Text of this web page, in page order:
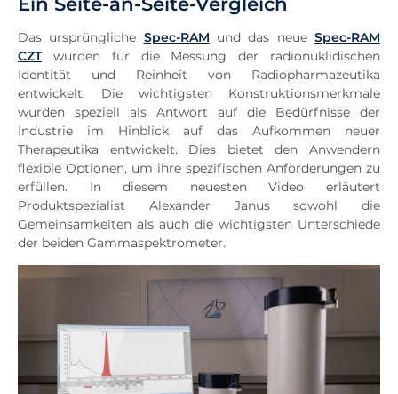
Das ursprüngliche Spec-RAM und das neueSpec-RAM
CZTwurden für die Messung der radionuklidischen
Identität und Reinheit von Radiopharmazeutika
entwickelt. Die wichtigsten Konstruktionsmerkmale
wurden speziell als Antwort auf die Bedürfnisse der
Industrie im Hinblick auf das Aufkommen neuer
Therapeutika entwickelt. Dies bietet den Anwendern
flexible Optionen, um ihre spezifischen Anforderungen zu
erfüllen. In diesem neuesten Video erläutert
Produktspezialist Alexander Janus sowohl die
Gemeinsamkeiten als auch die wichtigsten Unterschiede
der beiden Gammaspektrometer.